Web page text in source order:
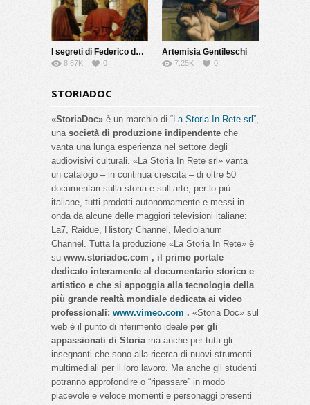
I segreti di Federico da Montefeltro
8.67K 0
Artemisia Gentileschi
7.25K 0
STORIADOC
«StoriaDoc» è un marchio di “La Storia In Rete srl”,
una società di produzione indipendente che
vanta una lunga esperienza nel settore degli
audiovisivi culturali. «La Storia In Rete srl» vanta
un catalogo – in continua crescita – di oltre 50
documentari sulla storia e sull’arte, per lo più
italiane, tutti prodotti autonomamente e messi in
onda da alcune delle maggiori televisioni italiane:
La7, Raidue, History Channel, Mediolanum
Channel. Tutta la produzione «La Storia In Rete» è
su www.storiadoc.com , il primo portale
dedicato interamente al documentario storico e
artistico e che si appoggia alla tecnologia della
più grande realtà mondiale dedicata ai video
professionali: www.vimeo.com . «Storia Doc» sul
web è il punto di riferimento ideale per gli
appassionati di Storiama anche per tutti gli
insegnanti che sono alla ricerca di nuovi strumenti
multimediali per il loro lavoro. Ma anche gli studenti
potranno approfondire o “ripassare” in modo
piacevole e veloce momenti e personaggi presenti